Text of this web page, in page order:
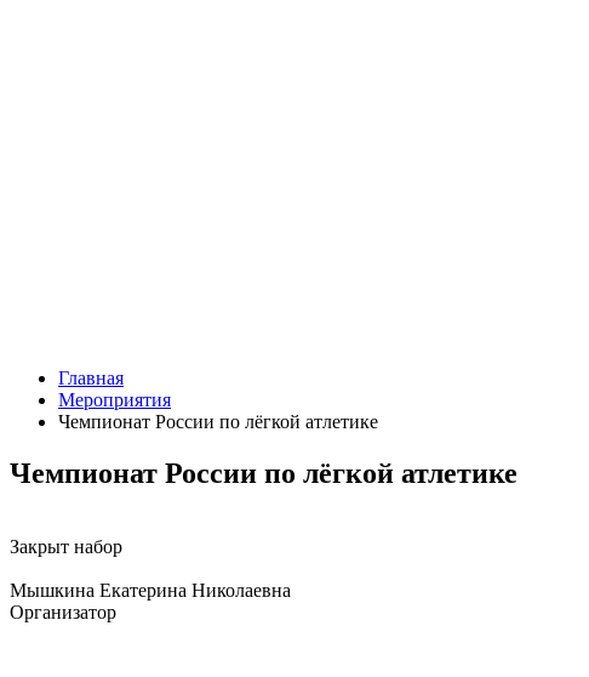
Главная
Мероприятия
Чемпионат России по лёгкой атлетике
Чемпионат России по лёгкой атлетике
Закрыт набор
Мышкина Екатерина Николаевна
Организатор